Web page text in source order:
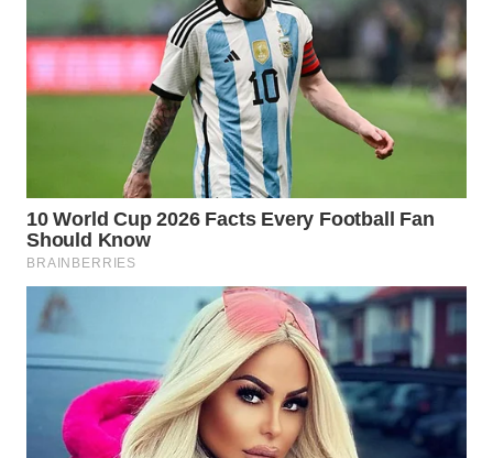
WN
SULUT
WN
MALUT
WN
DAIRI
DANAU
TOBA
WN